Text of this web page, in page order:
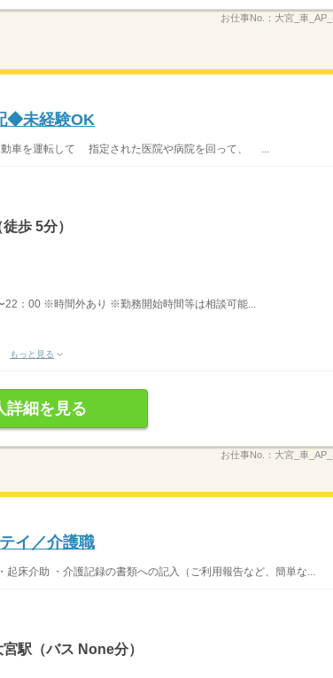
お仕事No.： 大宮_車
◆未経験OK
車を運転して 指定された医院や病院を回って、 ...
歩 5分）
：00 ※時間外あり ※勤務開始時間等は相談可能...
もっと見る
詳細を見る
お仕事No.： 大宮_車
イ／介護職
起床介助 ・介護記録の書類への記入（ご利用報告など、簡単な...
駅（バス None分）